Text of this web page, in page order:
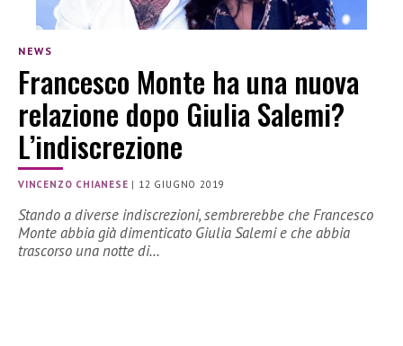
NEWS
Francesco Monte ha una nuova
relazione dopo Giulia Salemi?
L’indiscrezione
VINCENZO CHIANESE | 12 GIUGNO 2019
Stando a diverse indiscrezioni, sembrerebbe che Francesco
Monte abbia già dimenticato Giulia Salemi e che abbia
trascorso una notte di…